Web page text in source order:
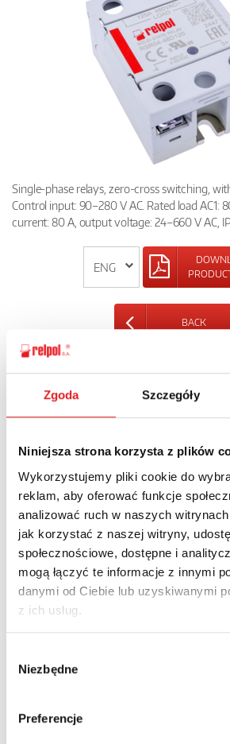
Zgoda Szczegóły
Niniejsza strona korzysta z plików
Wykorzystujemy pliki cookie do
reklam, aby oferować funkcje
analizować ruch w naszych
jak korzystać z naszej witryny,
społecznościowe, dostępne i
mogą łączyć te informacje z innymi
danymi od Ciebie lub uzyskiwanymi
z ich usług.
zgody
Niezbędne
Preferencje
Single-phase relays, zero-cross switching,
Control input: 90–280 V AC. Rated load AC1:
current: 80 A, output voltage: 24–660 V AC,
BACK
Ask for the details of
Name: *
Email: *
Company: